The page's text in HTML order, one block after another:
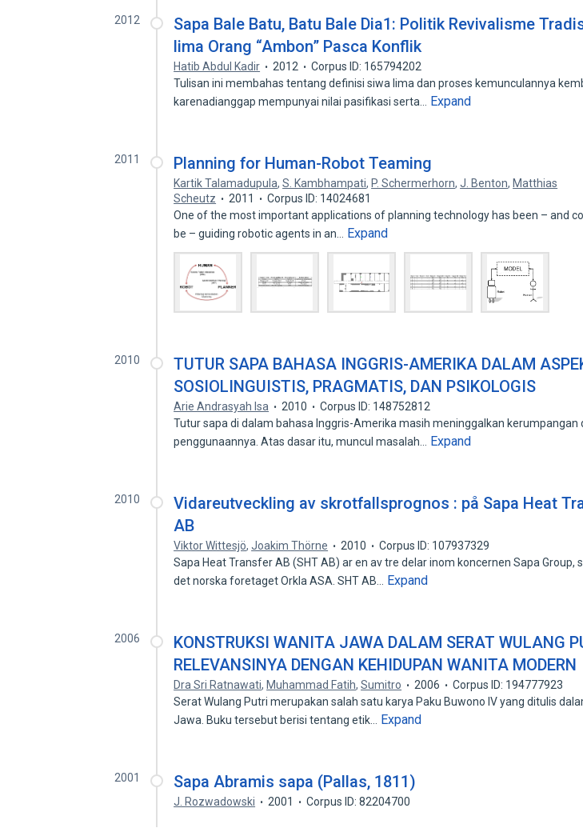
2012
Sapa Bale Batu, Batu Bale Dia1: Politik Revivalisme
lima Orang “Ambon” Pasca Konflik
Hatib Abdul Kadir 2012
Corpus ID: 165794202
Tulisan ini membahas tentang definisi siwa lima dan proses kemunculannya
karenadianggap mempunyai nilai pasifikasi serta…
Expand
2011 Planning for Human-Robot Teaming
Kartik Talamadupula,S. Kambhampati, P. Schermerhorn,J. Benton, Matthias
Scheutz
2011
Corpus ID: 14024681
One of the most important applications of planning technology has been – and
be – guiding robotic agents in an…
Expand
2010
TUTUR SAPA BAHASA INGGRIS-AMERIKA DALAM
SOSIOLINGUISTIS, PRAGMATIS, DAN PSIKOLOGIS
Arie Andrasyah lsa 2010
Corpus ID: 148752812
Tutur sapa di dalam bahasa Inggris-Amerika masih meninggalkan kerumpangan
penggunaannya. Atas dasar itu, muncul masalah…
Expand
2010
Vidareutveckling av skrotfallsprognos : på Sapa Heat
AB
Viktor Wittesjö,Joakim Thörne 2010
Corpus ID: 107937329
Sapa Heat Transfer AB (SHT AB) ar en av tre delar inom koncernen Sapa Group,
det norska foretaget Orkla ASA. SHT AB…
Expand
2006
KONSTRUKSI WANITA JAWA DALAM SERAT WULANG
RELEVANSINYA DENGAN KEHIDUPAN WANITA MODERN
Dra Sri Ratnawati, Muhammad Fatih,Sumitro 2006
Corpus ID: 194777923
Serat Wulang Putri merupakan salah satu karya Paku Buwono IV yang ditulis
Jawa. Buku tersebut berisi tentang etik…
Expand
2001 Sapa Abramis sapa (Pallas, 1811)
J. Rozwadowski 2001 Corpus ID: 82204700